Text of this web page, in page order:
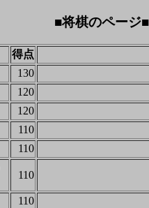
■将棋のペー
得点
130
120
120
110
110
110
110